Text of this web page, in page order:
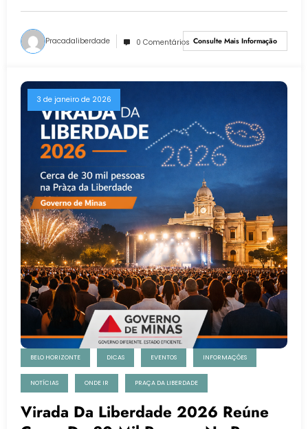
Pracadaliberdade 0 Comentários Consulte Mais Informação
3 de janeiro de 2026
BELO HORIZONTE DICAS EVENTOS INFORMAÇÕES
NOTÍCIAS ONDE IR PRAÇA DA LIBERDADE
Virada Da Liberdade 2026 Reúne